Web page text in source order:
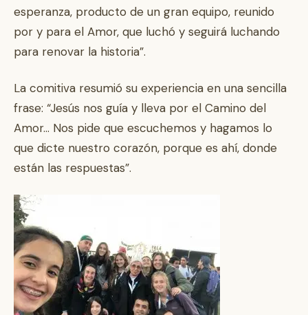
esperanza, producto de un gran equipo, reunido
por y para el Amor, que luchó y seguirá luchando
para renovar la historia”.
La comitiva resumió su experiencia en una sencilla
frase: “Jesús nos guía y lleva por el Camino del
Amor… Nos pide que escuchemos y hagamos lo
que dicte nuestro corazón, porque es ahí, donde
están las respuestas”.